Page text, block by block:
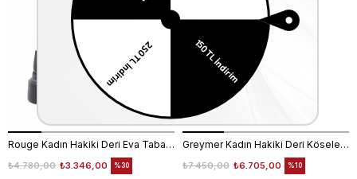
Rouge Kadın Hakiki Deri Eva Taban Siyah - Beyaz Topuklu Bot
₺3.346,00
₺4.780,00 %30
Greymer Kadın Hakiki Deri Kösele Taban Siyah Topuklu Bot
₺6.705,00
₺7.450,00 %10